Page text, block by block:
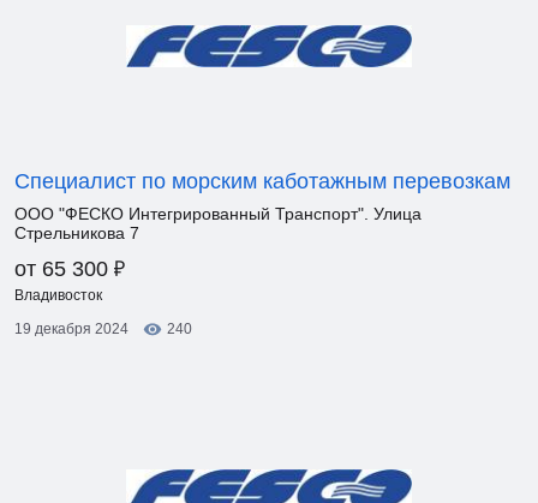
Специалист по морским каботажным перевозкам
ООО "ФЕСКО Интегрированный Транспорт". Улица
Стрельникова 7
от 65 300 ₽
Владивосток
19 декабря 2024
240